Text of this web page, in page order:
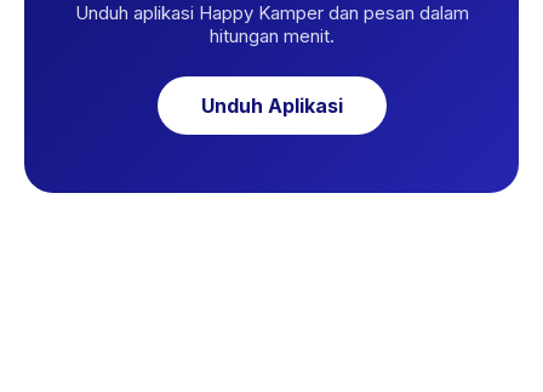
Unduh aplikasi Happy Kamper dan pesan dalam
hitungan menit.
Unduh Aplikasi